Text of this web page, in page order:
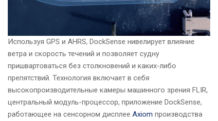
Используя GPS и AHRS, DockSense нивелирует влияние
ветра и скорость течений и позволяет судну
пришвартоваться без столкновений и каких-либо
препятствий. Технология включает в себя
высокопроизводительные камеры машинного зрения FLIR,
центральный модуль-процессор, приложение DockSense,
работающее на сенсорном дисплее Axiom производства